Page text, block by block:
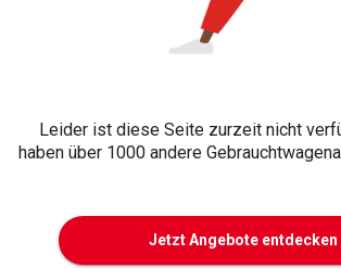
Leider ist diese Seite zurzeit nicht
haben über 1000 andere
Jetzt Angebote entdecken